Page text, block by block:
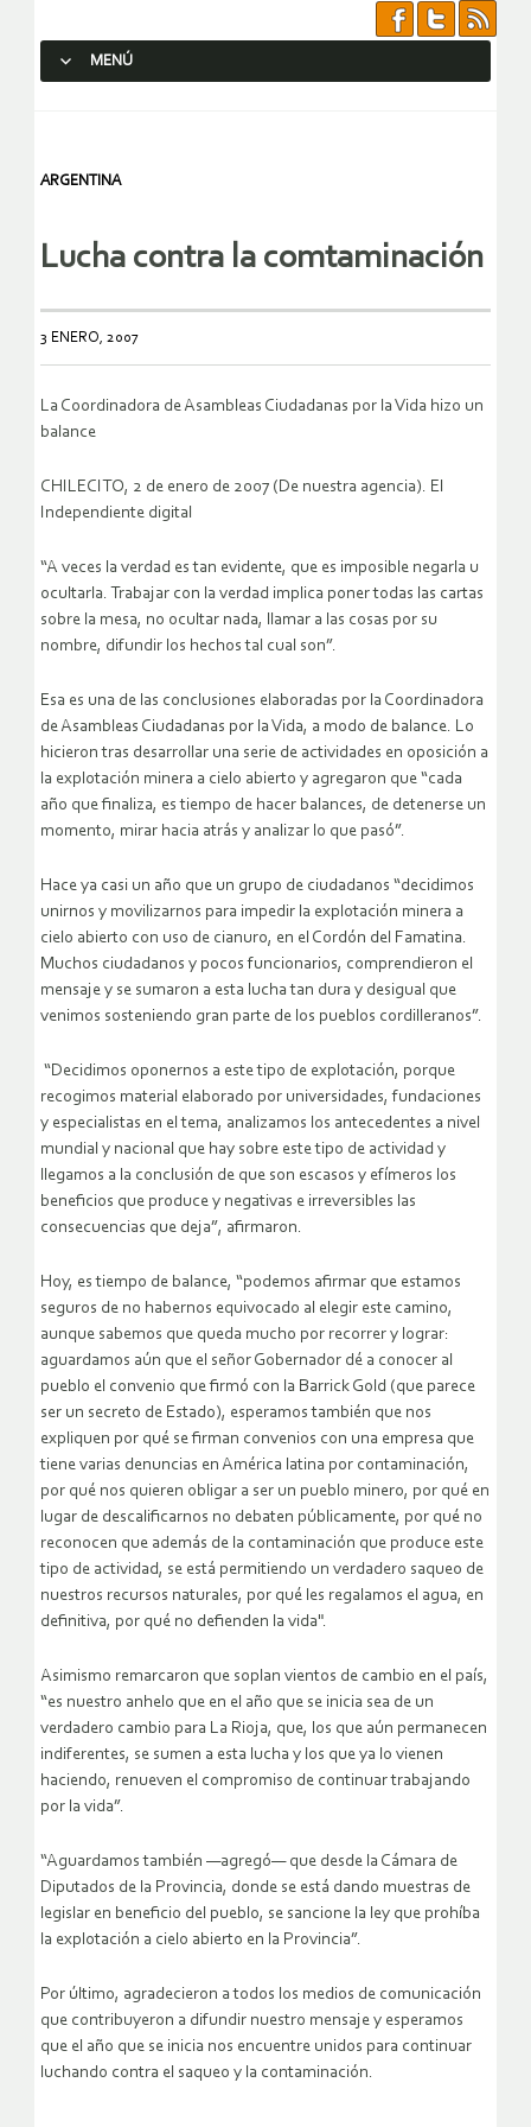
MENÚ
ARGENTINA
Lucha contra la comtaminación
3 ENERO, 2007
La Coordinadora de Asambleas Ciudadanas por la Vida hizo un
balance
CHILECITO, 2 de enero de 2007 (De nuestra agencia). El
Independiente digital
“A veces la verdad es tan evidente, que es imposible negarla u
ocultarla. Trabajar con la verdad implica poner todas las cartas
sobre la mesa, no ocultar nada, llamar a las cosas por su
nombre, difundir los hechos tal cual son”.
Esa es una de las conclusiones elaboradas por la Coordinadora
de Asambleas Ciudadanas por la Vida, a modo de balance. Lo
hicieron tras desarrollar una serie de actividades en oposición a
la explotación minera a cielo abierto y agregaron que “cada
año que finaliza, es tiempo de hacer balances, de detenerse un
momento, mirar hacia atrás y analizar lo que pasó”.
Hace ya casi un año que un grupo de ciudadanos “decidimos
unirnos y movilizarnos para impedir la explotación minera a
cielo abierto con uso de cianuro, en el Cordón del Famatina.
Muchos ciudadanos y pocos funcionarios, comprendieron el
mensaje y se sumaron a esta lucha tan dura y desigual que
venimos sosteniendo gran parte de los pueblos cordilleranos”.
“Decidimos oponernos a este tipo de explotación, porque
recogimos material elaborado por universidades, fundaciones
y especialistas en el tema, analizamos los antecedentes a nivel
mundial y nacional que hay sobre este tipo de actividad y
llegamos a la conclusión de que son escasos y efímeros los
beneficios que produce y negativas e irreversibles las
consecuencias que deja”, afirmaron.
Hoy, es tiempo de balance, “podemos afirmar que estamos
seguros de no habernos equivocado al elegir este camino,
aunque sabemos que queda mucho por recorrer y lograr:
aguardamos aún que el señor Gobernador dé a conocer al
pueblo el convenio que firmó con la Barrick Gold (que parece
ser un secreto de Estado), esperamos también que nos
expliquen por qué se firman convenios con una empresa que
tiene varias denuncias en América latina por contaminación,
por qué nos quieren obligar a ser un pueblo minero, por qué en
lugar de descalificarnos no debaten públicamente, por qué no
reconocen que además de la contaminación que produce este
tipo de actividad, se está permitiendo un verdadero saqueo de
nuestros recursos naturales, por qué les regalamos el agua, en
definitiva, por qué no defienden la vida".
Asimismo remarcaron que soplan vientos de cambio en el país,
“es nuestro anhelo que en el año que se inicia sea de un
verdadero cambio para La Rioja, que, los que aún permanecen
indiferentes, se sumen a esta lucha y los que ya lo vienen
haciendo, renueven el compromiso de continuar trabajando
por la vida”.
“Aguardamos también —agregó— que desde la Cámara de
Diputados de la Provincia, donde se está dando muestras de
legislar en beneficio del pueblo, se sancione la ley que prohíba
la explotación a cielo abierto en la Provincia”.
Por último, agradecieron a todos los medios de comunicación
que contribuyeron a difundir nuestro mensaje y esperamos
que el año que se inicia nos encuentre unidos para continuar
luchando contra el saqueo y la contaminación.